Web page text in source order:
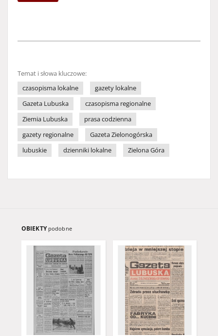
Temat i słowa kluczowe:
czasopisma lokalne
gazety lokalne
Gazeta Lubuska
czasopisma regionalne
Ziemia Lubuska
prasa codzienna
gazety regionalne
Gazeta Zielonogórska
lubuskie
dzienniki lokalne Zielona Góra
OBIEKTY podobne